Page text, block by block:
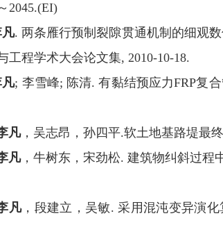
2045.(EI)
. 两条雁行预制裂隙贯通机制的细观
工程学术大会论文集, 2010-10-18.
; 李雪峰; 陈清. 有黏结预应力FRP复
凡，吴志昂，孙四平.软土地基路堤最
凡，牛树东，宋劲松. 建筑物纠斜过程
凡，段建立，吴敏. 采用混沌变异演化